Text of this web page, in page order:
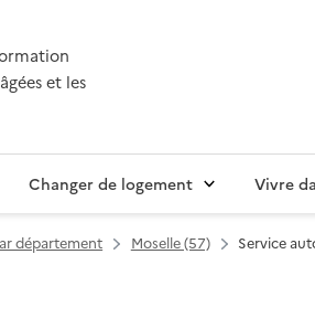
et les
Changer de logement Vivre
département Moselle (57) Service